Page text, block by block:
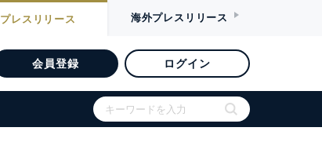
プレスリリース 海外プレスリリース
会員登録 ログイン